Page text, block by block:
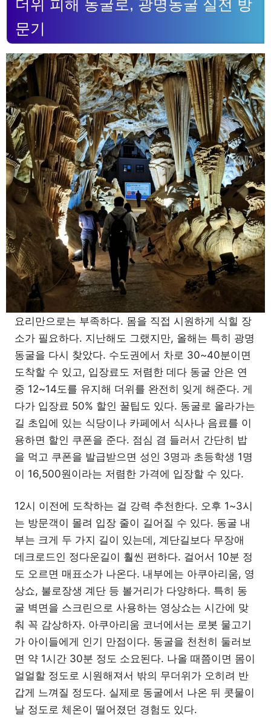
더위 피해 동굴로, 광명동굴 실전 방
문기
요리만으로는 부족하다. 몸을 직접 시원하게 식힐 장
소가 필요하다. 지난해도 그랬지만, 올해는 특히 광명
동굴을 다시 찾았다. 수도권에서 차로 30~40분이면
도착할 수 있고, 입장료도 저렴한 데다 동굴 안은 연
중 12~14도를 유지해 더위를 완전히 잊게 해준다. 게
다가 입장료 50% 할인 꿀팁도 있다. 동굴로 올라가는
길 초입에 있는 식당이나 카페에서 식사나 음료를 이
용하면 할인 쿠폰을 준다. 점심 겸 들러서 간단히 밥
을 먹고 쿠폰을 발급받으면 성인 3명과 초등학생 1명
이 16,500원이라는 저렴한 가격에 입장할 수 있다.
12시 이전에 도착하는 걸 강력 추천한다. 오후 1~3시
는 방문객이 몰려 입장 줄이 길어질 수 있다. 동굴 내
부는 크게 두 가지 길이 있는데, 계단길보다 무장애
데크로드인 정다운길이 훨씬 편하다. 걸어서 10분 정
도 오르면 매표소가 나온다. 내부에는 아쿠아리움, 영
상쇼, 불로장생 계단 등 볼거리가 다양하다. 특히 동
굴 벽면을 스크린으로 사용하는 영상쇼는 시간에 맞
춰 꼭 감상하자. 아쿠아리움 코너에서는 로봇 물고기
가 아이들에게 인기 만점이다. 동굴을 천천히 둘러보
면 약 1시간 30분 정도 소요된다. 나올 때쯤이면 몸이
얼얼할 정도로 시원해져서 밖의 무더위가 오히려 반
갑게 느껴질 정도다. 실제로 동굴에서 나온 뒤 콧물이
날 정도로 체온이 떨어졌던 경험도 있다.